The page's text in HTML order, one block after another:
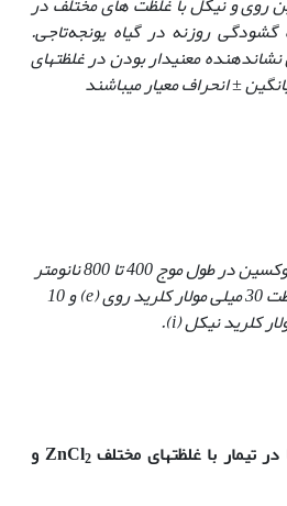
گشودگی روزنه در گیاه یونجه‌تاجی.
معنی‏دار بودن در غلظت‏های
±انحراف معیار می‏باشند
شکل 4: طیف جذبی نیتروتوکسین در طول موج 400 تا 800 نانومتر
روی (e)
و 10
کلرید نیکل(i)
.
تیمار با غلظتهای مختلف ZnCl2
و